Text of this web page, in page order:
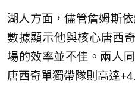
湖人方面，儘管詹姆斯
數據顯示他與核心唐西
場的效率並不佳。兩人
唐西奇單獨帶隊則高達